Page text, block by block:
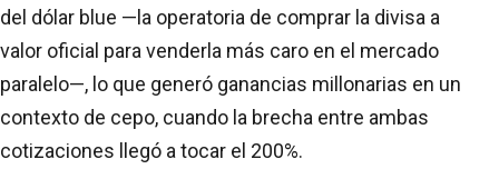
del dólar blue —la operatoria de comprar la divisa a
valor oficial para venderla más caro en el mercado
paralelo—, lo que generó ganancias millonarias en un
contexto de cepo, cuando la brecha entre ambas
cotizaciones llegó a tocar el 200%.